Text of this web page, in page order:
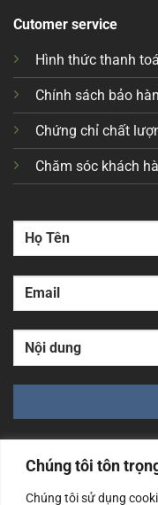
Chúng tôi tôn
Chúng tôi sử dụng
Cutomer service
Hình thức thanh
Chính sách bảo
Chứng chỉ chất
Chăm sóc khách